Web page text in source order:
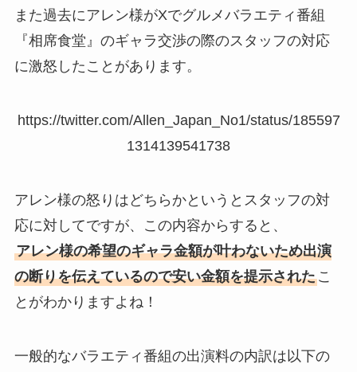
また過去にアレン様がXでグルメバラエティ番組
『相席食堂』のギャラ交渉の際のスタッフの対応
に激怒したことがあります。
https://twitter.com/Allen_Japan_No1/status/185597
1314139541738
アレン様の怒りはどちらかというとスタッフの対
応に対してですが、この内容からすると、
アレン様の希望のギャラ金額が叶わないため出演
の断りを伝えているので安い金額を提示されたこ
とがわかりますよね！
一般的なバラエティ番組の出演料の内訳は以下の